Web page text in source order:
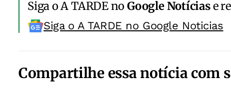
Siga o A TARDE noGoogle Notíciase
Siga o A TARDE no Google Noticias
Compartilhe essa notícia com